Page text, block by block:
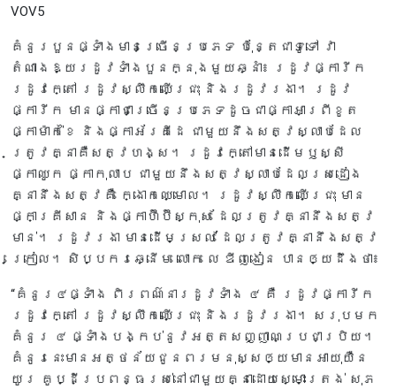
VOV5
គំនូរបួនផ្ទាំងមានច្រើនប្រភេទ ប៉ុន្តែជាទូទៅ វា
តំណាងឱ្យរដូវទាំងបួនក្នុងមួយឆ្នាំ៖ រដូវផ្ការីក
រដូវក្តៅ រដូវស្លឹកឈើជ្រុះ និងរដូវរងា។ រដូវ
ផ្ការីក មានផ្កាជាច្រើនប្រភេទដូចជាផ្កាអាព្រីខូត
ផ្កាម៉ាក់ខៃ និងផ្កាអ័រគីដេ ជាមួយនឹងសត្វស្លាបដែល
ត្រូវគ្នាគឺសត្វហង្ស។ រដូវក្តៅមានដើមឫស្សី
ផ្កាឈូក ផ្កាកុលាប ជាមួយនឹងសត្វស្លាបដែលស្រដៀង
គ្នានឹងសត្វគឺ ក្ងោកឈ្មោល។ រដូវស្លឹកឈើជ្រុះ មាន
ផ្កាគ្រីសាន និងផ្កាហ៊ីប៊ីស្កុស ដែលត្រូវគ្នានឹងសត្វ
មាន់។ រដូវរងា មានដើមស្រល់ ដែលត្រូវគ្នានឹងសត្វ
ក្រៀល។ សិប្បករឆ្នើម លោក លេ ឌីញងៀន បានឲ្យដឹងថា៖
“គំនូរ៤ផ្ទាំង ពិរពណ៌នារដូវទាំង ៤ គឺ រដូវផ្ការីក
រដូវក្តៅ រដូវស្លឹកឈើជ្រុះ និងរដូវរងា។ សរុបមក
គំនូរ ៤ ផ្ទាំងបង្កប់នូវអត្តសញ្ញាណប្រជាប្រិយ។
គំនូរនេះមានអត្ថន័យជូនពរមនុស្សឲ្យមានអាយុយឺន
យូរ គូប្ដីប្រពន្ធរស់នៅជាមួយគ្នាដោយស្មោះត្រង់ សុភ